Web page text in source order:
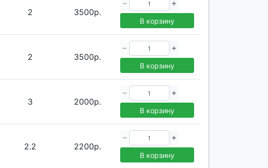
2 3500р.
В корзину
2 3500р.
В корзину
3 2000р.
В корзину
2.2 2200р.
В корзину